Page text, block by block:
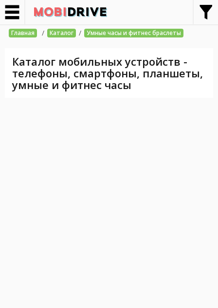
Главная / Каталог / Умные часы и фитнес браслеты
Каталог мобильных устройств -
телефоны, смартфоны, планшеты,
умные и фитнес часы